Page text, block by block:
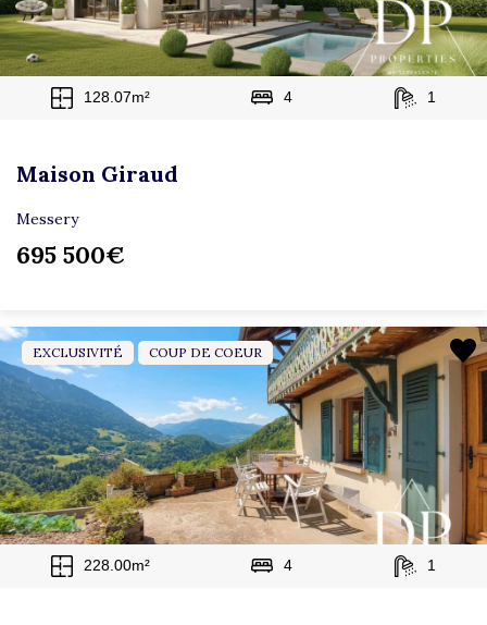
128.07m² 4 1
Maison Giraud
Messery
695 500€
EXCLUSIVITÉ COUP DE COEUR
228.00m² 4 1